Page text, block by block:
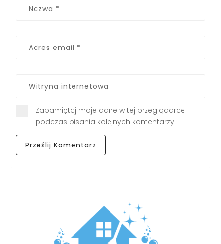
Zapamiętaj moje dane w tej przeglądarce
podczas pisania kolejnych komentarzy.